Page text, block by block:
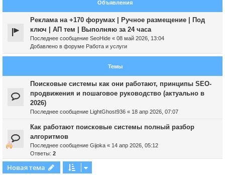
Объявления
Реклама на +170 форумах | Ручное размещение | Под
ключ | АП тем | Выполняю за 24 часа
Последнее сообщение SeoHide « 08 май 2026, 13:04
Добавлено в форуме Работа и услуги
Темы
Поисковые системы как они работают, принципы SEO-
продвижения и пошаговое руководство (актуально в
2026)
Последнее сообщение LightGhost936 « 18 апр 2026, 07:07
Как работают поисковые системы полный разбор
алгоритмов
Последнее сообщение Gijoka « 14 апр 2026, 05:12
Ответы: 2
Новая тема